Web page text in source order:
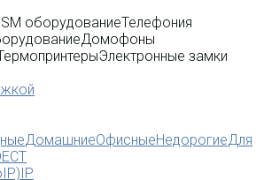
оборудованиеТелефония
Домофоны
Электронные замки
ДомашниеОфисныеНедорогиеДля
IP